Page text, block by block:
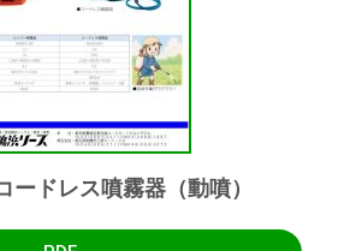
ードレス噴霧器（動噴）